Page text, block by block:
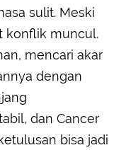
sulit. Meski
konflik muncul.
mencari akar
dengan
dan Cancer
bisa jadi